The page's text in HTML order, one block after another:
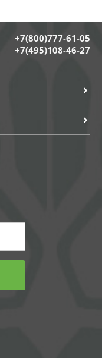
+7(800)777-61-05
+7(495)108-46-27